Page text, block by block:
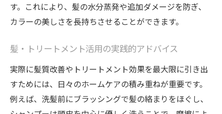
す。これにより、髪の水分蒸発や追加ダメージを防ぎ、
カラーの美しさを長持ちさせることができます。
髪・トリートメント活用の実践的アドバイス
実際に髪質改善やトリートメント効果を最大限に引き出
すためには、日々のホームケアの積み重ねが重要です。
例えば、洗髪前にブラッシングで髪の絡まりをほぐし、